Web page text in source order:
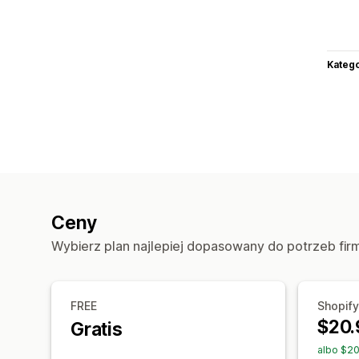
Ceny
Wybierz plan najlepiej dopasowany do potrzeb
FREE
Gratis
albo